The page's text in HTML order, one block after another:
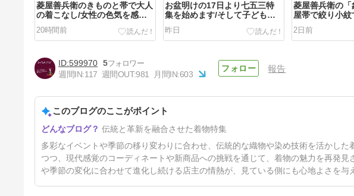
菱屋善兵衛のきものと帯で大人
の着こなし/女性の色気を感じ
る組み合わに心が惹かれる
20時間前
お盆明けの17日より七五三特
集を始めます/そして子ども帯
が作られてい状況に不満を漏ら
す
昨日
菱屋善兵衛の
屋帯で絞り小
の神無月の会
帯を特集！
2日前
10月の神無月の会にて「菱屋
善兵衛の帯」を特集します/そ
で行います
4日前
599970 5
週間IN:117 週間OUT:981 月間IN:603
報告
このブログのここがポイント
伝統と革新を融合させた着物特集
多彩なイベントや季節の移り変わりに合わせ、伝統的な織物や染め技術を活かし
つつ、現代感覚のコーディネートや新商品への挑戦を通じて、着物の魅力を再発
や季節の変化に合わせて進化し続ける店主の情熱が、見ている側にも心地よさを与